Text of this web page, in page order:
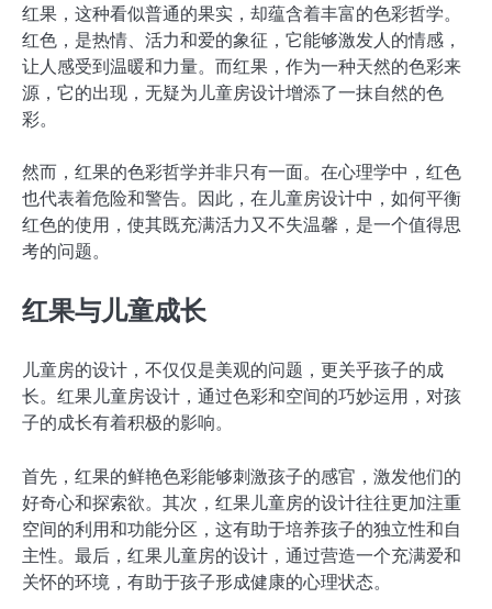
红果，这种看似普通的果实，却蕴含着丰富的色彩哲学。
红色，是热情、活力和爱的象征，它能够激发人的情感，
让人感受到温暖和力量。而红果，作为一种天然的色彩来
源，它的出现，无疑为儿童房设计增添了一抹自然的色
彩。
然而，红果的色彩哲学并非只有一面。在心理学中，红色
也代表着危险和警告。因此，在儿童房设计中，如何平衡
红色的使用，使其既充满活力又不失温馨，是一个值得思
考的问题。
红果与儿童成长
儿童房的设计，不仅仅是美观的问题，更关乎孩子的成
长。红果儿童房设计，通过色彩和空间的巧妙运用，对孩
子的成长有着积极的影响。
首先，红果的鲜艳色彩能够刺激孩子的感官，激发他们的
好奇心和探索欲。其次，红果儿童房的设计往往更加注重
空间的利用和功能分区，这有助于培养孩子的独立性和自
主性。最后，红果儿童房的设计，通过营造一个充满爱和
关怀的环境，有助于孩子形成健康的心理状态。